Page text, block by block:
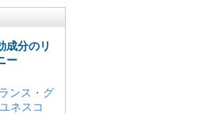
成分のリ
ー
ンス・グ
ネスコ